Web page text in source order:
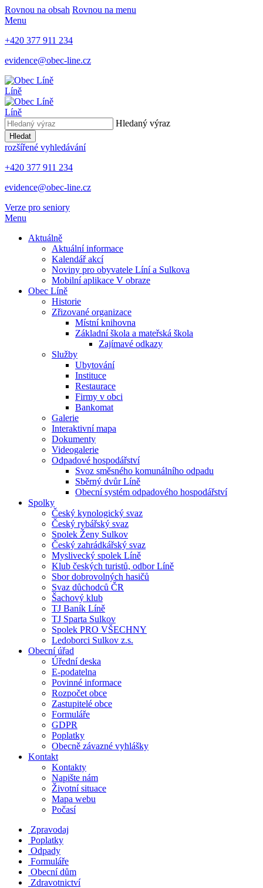
Rovnou na obsah Rovnou na menu
Menu
+420 377 911 234
evidence@obec-line.cz
Líně
Líně
Hledaný výraz
Hledat
rozšířené vyhledávání
+420 377 911 234
evidence@obec-line.cz
Verze pro seniory
Menu
Aktuálně
Aktuální informace
Kalendář akcí
Noviny pro obyvatele Líní a Sulkova
Mobilní aplikace V obraze
Obec Líně
Historie
Zřizované organizace
Místní knihovna
Základní škola a mateřská škola
Zajímavé odkazy
Služby
Ubytování
Instituce
Restaurace
Firmy v obci
Bankomat
Galerie
Interaktivní mapa
Dokumenty
Videogalerie
Odpadové hospodářství
Svoz směsného komunálního odpadu
Sběrný dvůr Líně
Obecní systém odpadového hospodářství
Spolky
Český kynologický svaz
Český rybářský svaz
Spolek Ženy Sulkov
Český zahrádkářský svaz
Myslivecký spolek Líně
Klub českých turistů, odbor Líně
Sbor dobrovolných hasičů
Svaz důchodců ČR
Šachový klub
TJ Baník Líně
TJ Sparta Sulkov
Spolek PRO VŠECHNY
Ledoborci Sulkov z.s.
Obecní úřad
Úřední deska
E-podatelna
Povinné informace
Rozpočet obce
Zastupitelé obce
Formuláře
GDPR
Poplatky
Obecně závazné vyhlášky
Kontakt
Kontakty
Napište nám
Životní situace
Mapa webu
Počasí
Zpravodaj
Poplatky
Odpady
Formuláře
Obecní dům
Zdravotnictví